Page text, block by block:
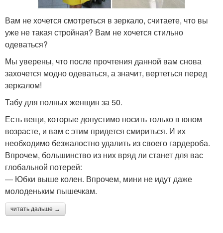
Вам не хочется смотреться в зеркало, считаете, что вы
уже не такая стройная? Вам не хочется стильно
одеваться?
Мы уверены, что после прочтения данной вам снова
захочется модно одеваться, а значит, вертеться перед
зеркалом!
Табу для полных женщин за 50.
Есть вещи, которые допустимо носить только в юном
возрасте, и вам с этим придется смириться. И их
необходимо безжалостно удалить из своего гардероба.
Впрочем, большинство из них вряд ли станет для вас
глобальной потерей:
— Юбки выше колен. Впрочем, мини не идут даже
молоденьким пышечкам.
читать дальше →